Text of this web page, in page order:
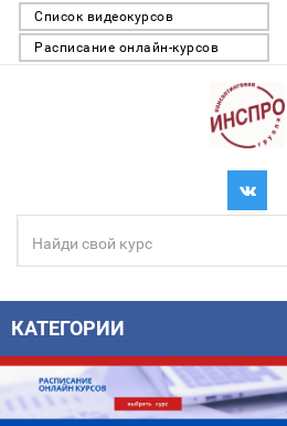
Список видеокурсов
Расписание онлайн-курсов
КАТЕГОРИИ